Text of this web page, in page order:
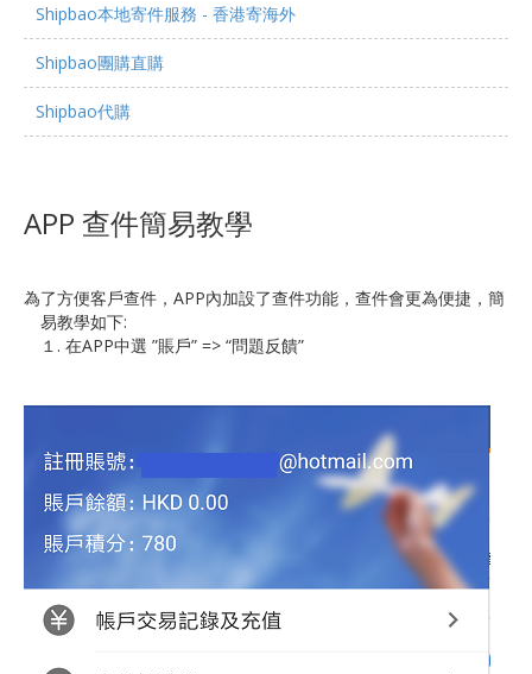
Shipbao本地寄件服務 - 香港寄海外
Shipbao團購直購
Shipbao代購
APP 查件簡易教學
為了方便客戶查件， APP內加設了查件功能，查件會更為便捷，簡
易教學如下:
１ . 在APP中選 ”賬戶” => “問題反饋”